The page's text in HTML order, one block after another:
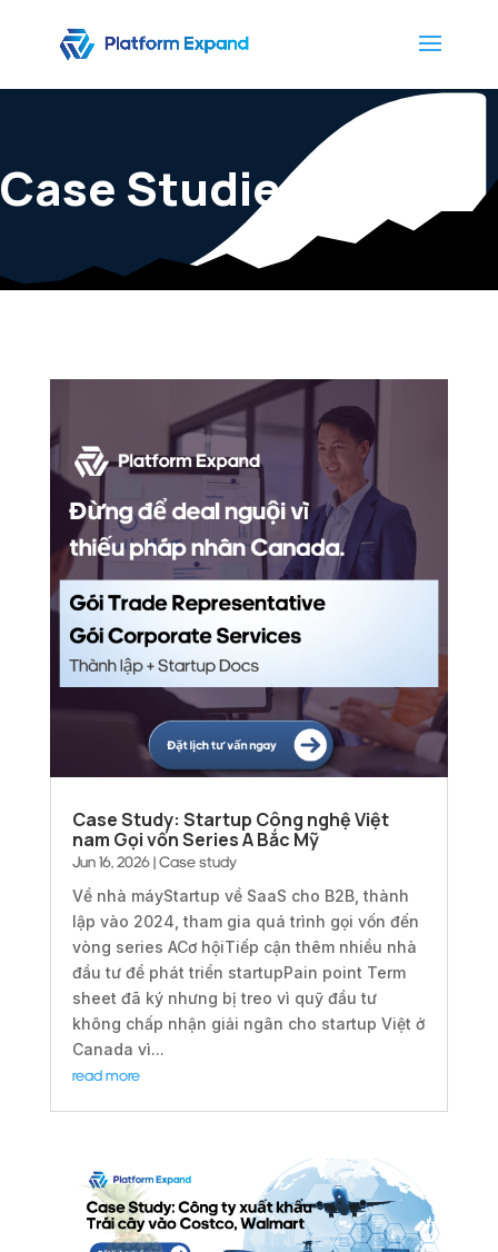
Case Studies
Case Study: Startup Công nghệ Việt
nam Gọi vốn Series A Bắc Mỹ
Jun 16, 2026| Case study
Về nhà máyStartup về SaaS cho B2B, thành
lập vào 2024, tham gia quá trình gọi vốn đến
vòng series ACơ hộiTiếp cận thêm nhiều nhà
đầu tư để phát triển startupPain point Term
sheet đã ký nhưng bị treo vì quỹ đầu tư
không chấp nhận giải ngân cho startup Việt ở
Canada vì...
read more